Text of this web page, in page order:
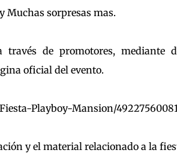
Muchas sorpresas mas.
través de promotores, mediante
oficial del evento.
Playboy-Mansion/
y el material relacionado a la